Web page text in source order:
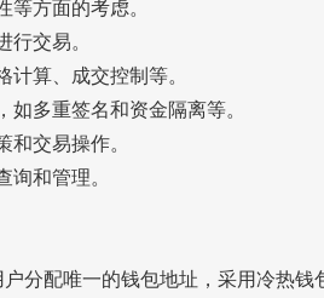
方面的考虑。
交易。
算、成交控制等。
多重签名和资金隔离等。
交易操作。
和管理。
分配唯一的钱包地址，采用冷热钱